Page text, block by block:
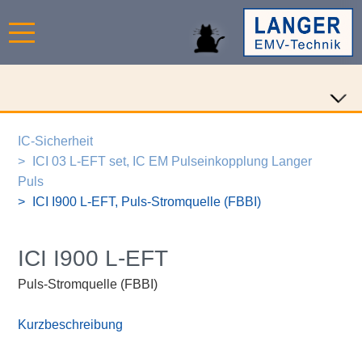
IC-Sicherheit
ICI 03 L-EFT set, IC EM Pulseinkopplung Langer
Puls
ICI I900 L-EFT, Puls-Stromquelle (FBBI)
ICI I900 L-EFT
Puls-Stromquelle (FBBI)
Kurzbeschreibung